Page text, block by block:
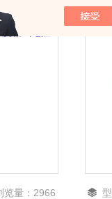
览量： 2966